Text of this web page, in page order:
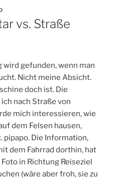
vs. Straße
wird gefunden, wenn man
Nicht meine Absicht.
doch ist. Die
nach Straße von
mich interessieren, wie
dem Felsen hausen,
pipapo. Die Information,
dem Fahrrad dorthin, hat
in Richtung Reiseziel
(wäre aber froh, sie zu